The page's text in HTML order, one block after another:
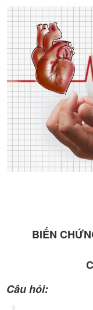
BIẾN
Câu hỏi: